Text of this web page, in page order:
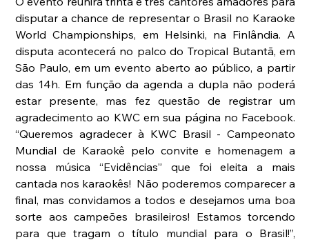
disputar a chance de representar o Brasil no Karaoke
World Championships, em Helsinki, na Finlândia. A
disputa acontecerá no palco do Tropical Butantã, em
São Paulo, em um evento aberto ao público, a partir
das 14h. Em função da agenda a dupla não poderá
estar presente, mas fez questão de registrar um
agradecimento ao KWC em sua página no Facebook.
“Queremos agradecer à KWC Brasil - Campeonato
Mundial de Karaokê pelo convite e homenagem a
nossa música “Evidências” que foi eleita a mais
cantada nos karaokês!  Não poderemos comparecer a
final, mas convidamos a todos e desejamos uma boa
sorte aos campeões brasileiros! Estamos torcendo
para que tragam o título mundial para o Brasil!”,